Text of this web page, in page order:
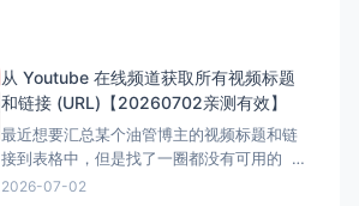
从 Youtube 在线频道获取所有视频标题
和链接 (URL)【20260702亲测有效】
最近想要汇总某个油管博主的视频标题和链
接到表格中，但是找了一圈都没有可用的 但
是在下面的文章找到了，但是已失效，所以
2026-07-02